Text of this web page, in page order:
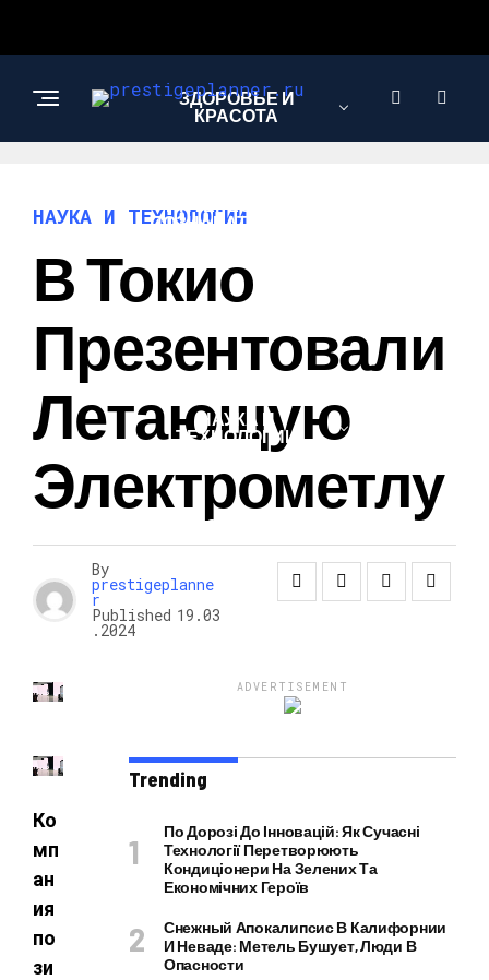
ЗДОРОВЬЕ И
КРАСОТА
ИНТЕРЕСНОЕ И
ПОЗНАВАТЕЛЬНОЕ
НАУКА И
ТЕХНОЛОГИИ
НОВОСТИ
НАУКА И ТЕХНОЛОГИИ
В Токио
Презентовали
Летающую
Электрометлу
By
prestigeplanne
r
Published 19.03
.2024
Ко
мп
ан
ия
по
зи
ADVERTISEMENT
Trending
По Дорозі До Інновацій: Як Сучасні
Технології Перетворюють
Кондиціонери На Зелених Та
Економічних Героїв
Снежный Апокалипсис В Калифорнии
И Неваде: Метель Бушует, Люди В
Опасности